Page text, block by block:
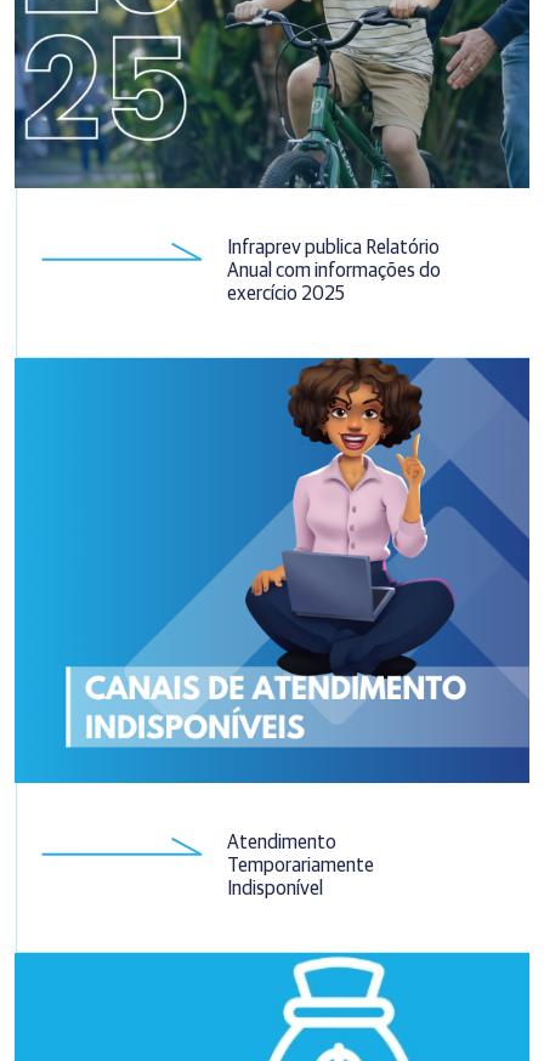
Infraprev publica Relatório
Anual com informações do
exercício 2025
Atendimento
Temporariamente
Indisponível